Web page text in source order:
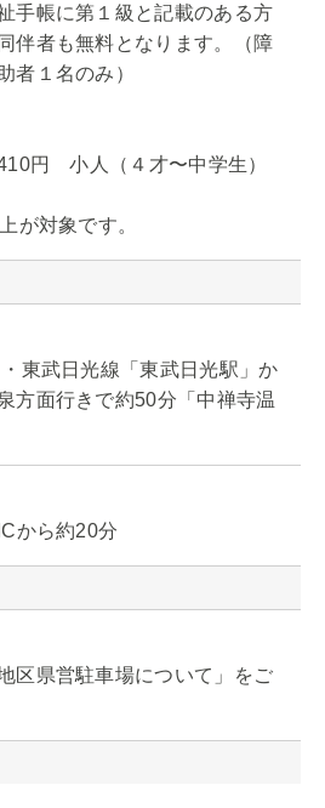
手帳に第１級と記載のある方
伴者も無料となります。（障
者１名のみ）
円 小人（４才〜中学生）
が対象です。
東武日光線「東武日光駅」か
方面行きで約50分「中禅寺温
から約20分
区県営駐車場について」をご